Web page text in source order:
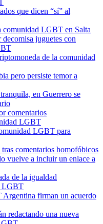
que dicen “sí” al
LGBT en Salta
juguetes con
de la comunidad
pero persiste temor a
en Guerrero se
comentarios
LGBT
LGBT para
comentarios homofóbicos
vuelve a incluir un enlace a
de la igualdad
LGBT
firman un acuerdo
redactando una nueva